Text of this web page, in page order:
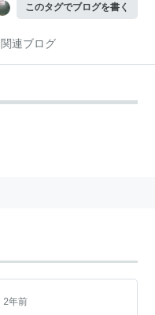
このタグでブログを書く
関連ブログ
2年前